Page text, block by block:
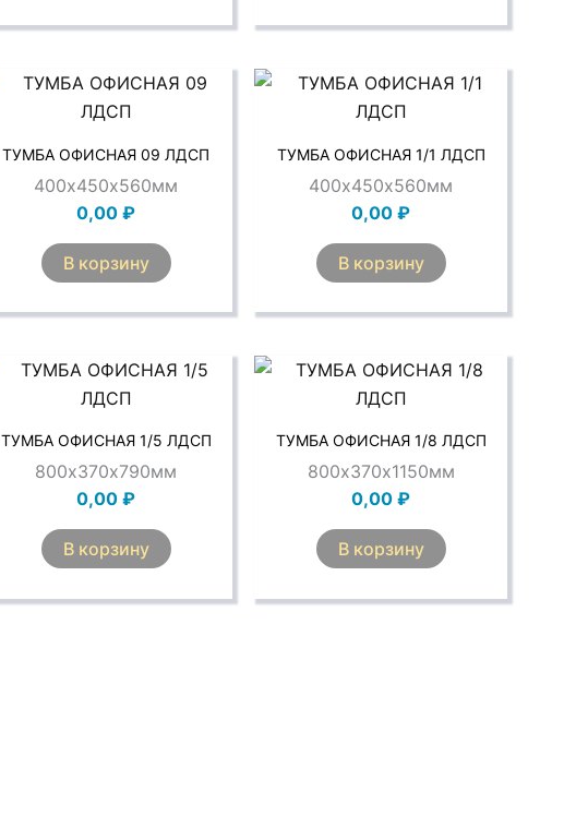
ТУМБА ОФИСНАЯ 09 ЛДСП
400х450х560мм
0,00 ₽
В корзину
ТУМБА ОФИСНАЯ 1/1 ЛДСП
400х450х560мм
0,00 ₽
В корзину
ТУМБА ОФИСНАЯ 1/5 ЛДСП
800х370х790мм
0,00 ₽
В корзину
ТУМБА ОФИСНАЯ 1/8 ЛДСП
800х370х1150мм
0,00 ₽
В корзину